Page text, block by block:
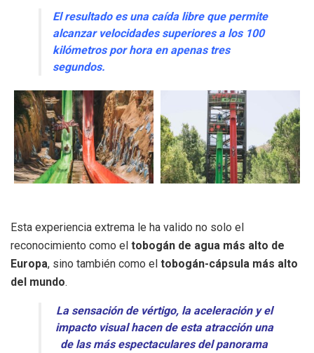
El resultado es una caída libre que permite
alcanzar velocidades superiores a los 100
kilómetros por hora en apenas tres
segundos.
Esta experiencia extrema le ha valido no solo el
reconocimiento como el tobogán de agua más alto de
Europa, sino también como el tobogán-cápsula más alto
del mundo.
La sensación de vértigo, la aceleración y el
impacto visual hacen de esta atracción una
de las más espectaculares del panorama